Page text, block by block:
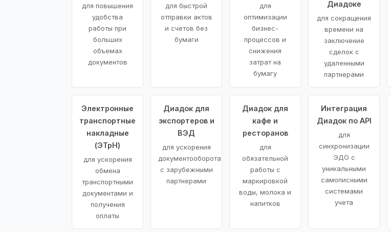
для повышения
удобства
работы при
больших
объемах
документов
для быстрой
отправки актов
и счетов без
бумаги
для
оптимизации
бизнес-
процессов и
снижения
затрат на
бумагу
Диадоке
для сокращения
времени на
заключение
сделок с
удаленными
партнерами
Электронные
транспортные
накладные
(ЭТрН)
для ускорения
обмена
транспортными
документами и
получения
оплаты
Диадок для
экспортеров и
ВЭД
для ускорения
документооборота
с зарубежными
партнерами
Диадок для
кафе и
ресторанов
для
обязательной
работы с
маркировкой
воды, молока и
напитков
Интеграция
Диадок по API
для
синхронизации
ЭДО с
уникальными
самописными
системами
учета